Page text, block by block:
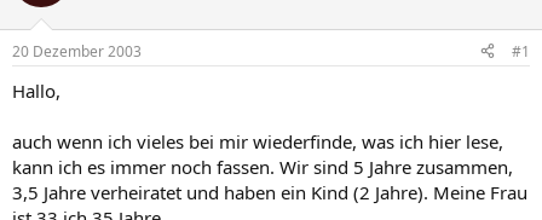
e
r
l
t
20 Dezember 2003 #1
Hallo,
auch wenn ich vieles bei mir wiederfinde, was ich hier lese,
kann ich es immer noch fassen. Wir sind 5 Jahre zusammen,
3,5 Jahre verheiratet und haben ein Kind (2 Jahre). Meine Frau